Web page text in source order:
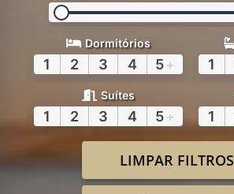
Dormitórios
1 2 3 4 5+ 1
Suítes
1 2 3 4 5+ 1
LIMPAR FILTROS